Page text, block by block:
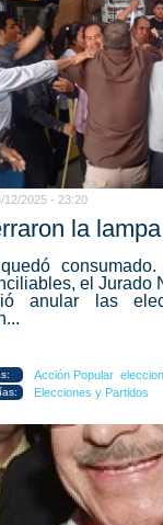
12/2025 - 23:20
la lampa
el Jurado
anular las
Acción Popular
Elecciones y Partidos